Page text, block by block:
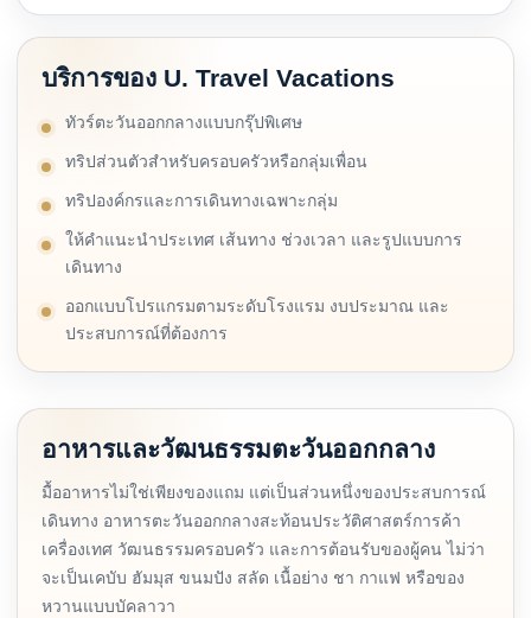
บริการของ U. Travel Vacations
ทัวร์ตะวันออกกลางแบบกรุ๊ปพิเศษ
ทริปส่วนตัวสำหรับครอบครัวหรือกลุ่มเพื่อน
ทริปองค์กรและการเดินทางเฉพาะกลุ่ม
ให้คำแนะนำประเทศ เส้นทาง ช่วงเวลา และรูปแบบการ
เดินทาง
ออกแบบโปรแกรมตามระดับโรงแรม งบประมาณ และ
ประสบการณ์ที่ต้องการ
อาหารและวัฒนธรรมตะวันออกกลาง
มื้ออาหารไม่ใช่เพียงของแถม แต่เป็นส่วนหนึ่งของประสบการณ์
เดินทาง อาหารตะวันออกกลางสะท้อนประวัติศาสตร์การค้า
เครื่องเทศ วัฒนธรรมครอบครัว และการต้อนรับของผู้คน ไม่ว่า
จะเป็นเคบับ ฮัมมุส ขนมปัง สลัด เนื้อย่าง ชา กาแฟ หรือของ
หวานแบบบัคลาวา